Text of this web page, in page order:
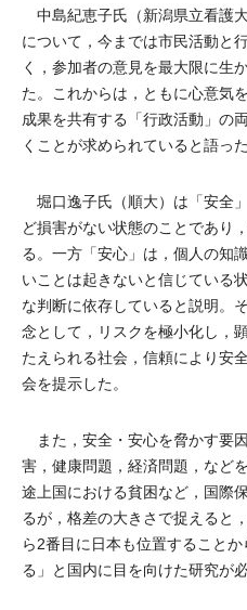
中島紀恵子氏（新潟県立看護
について，今までは市民活動と
く，参加者の意見を最大限に生
た。これからは，ともに心意気
成果を共有する「行政活動」の
くことが求められていると語った
堀口逸子氏（順大）は「安全
ど損害がない状態のことであり
る。一方「安心」は，個人の知
いことは起きないと信じている
な判断に依存していると説明。
念として，リスクを極小化し，
たえられる社会，信頼により安
会を提示した。
また，安全・安心を脅かす要
害，健康問題，経済問題，など
途上国における貧困など，国際
るが，格差の大きさで捉えると
ら2番目に日本も位置すること
る」と国内に目を向けた研究が